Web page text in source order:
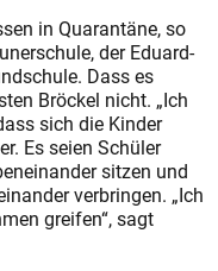
in Quarantäne, so
der Eduard-
Dass es
Bröckel nicht. „Ich
sich die Kinder
Es seien Schüler
sitzen und
verbringen. „Ich
greifen“, sagt